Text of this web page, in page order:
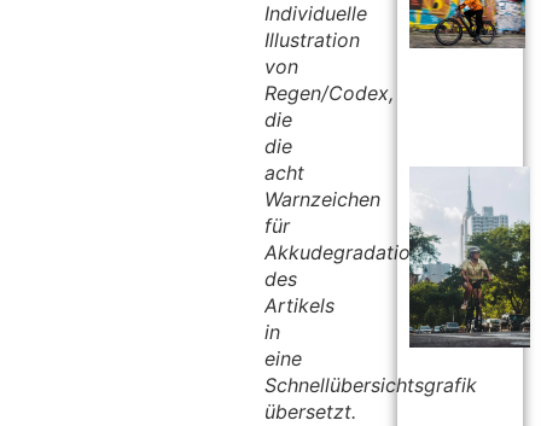
Individuelle
Illustration
von
Regen/Codex,
die
die
acht
Warnzeichen
für
Akkudegradation
des
Artikels
in
eine
Schnellübersichtsgrafik
übersetzt.